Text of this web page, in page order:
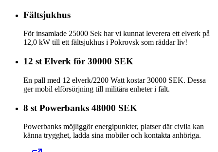
Fältsjukhus
För insamlade 25000 Sek har vi kunnat leverera ett elverk på
12,0 kW till ett fältsjukhus i Pokrovsk som räddar liv!
12 st Elverk för 30000 SEK
En pall med 12 elverk/2200 Watt kostar 30000 SEK. Dessa
ger mobil elförsörjning till militära enheter i fält.
8 st Powerbanks 48000 SEK
Powerbanks möjliggör energipunkter, platser där civila kan
känna trygghet, ladda sina mobiler och kontakta anhöriga.